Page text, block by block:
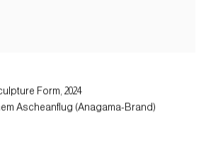
Form, 2024
Ascheanflug (Anagama-Brand)